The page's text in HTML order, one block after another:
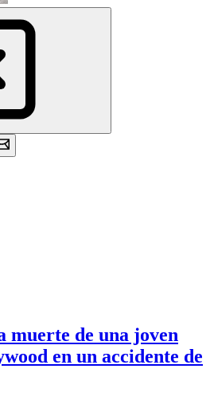
muerte de una joven
en un accidente de